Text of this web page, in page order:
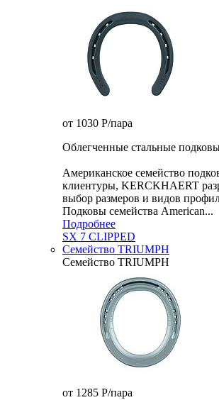
от 1030 P/пара
Облегченные стальные
Американское семейство
клиентуры, KERCKHAERT
выбор размеров и видов
Подковы семейства American...
Подробнее
SX 7 CLIPPED
Семейство TRIUMPH
Семейство TRIUMPH
от 1285 P/пара